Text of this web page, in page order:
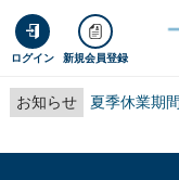
ログイン 新規会員登録
お知らせ 夏季休業期